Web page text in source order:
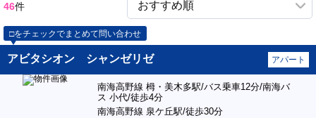
46件
□をチェックでまとめて問い合わせ
アビタシオン シャンゼリゼ アパート
南海高野線 栂・美木多駅/バス乗車12分/南海バ
ス 小代/徒歩4分
南海高野線 泉ケ丘駅/徒歩30分